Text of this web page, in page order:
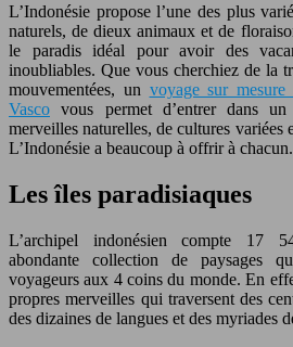
L’Indonésie propose l’une des plus
naturels, de dieux animaux et de
le paradis idéal pour avoir des
inoubliables. Que vous cherchiez de la
mouvementées, un voyage sur
Vasco vous permet d’entrer dans
merveilles naturelles, de cultures variées
L’Indonésie a beaucoup à offrir à chacun.
Les îles paradisiaques
L’archipel indonésien compte 17
abondante collection de paysages
voyageurs aux 4 coins du monde. En
propres merveilles qui traversent des
des dizaines de langues et des myriades